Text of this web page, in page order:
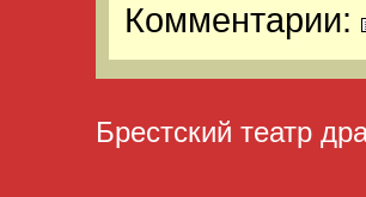
Комментарии:
Брестский театр